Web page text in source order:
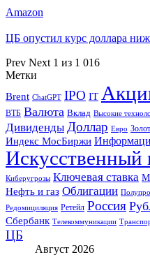
Amazon
ЦБ опустил курс доллара
Prev Next 1 из 1 016
Метки
Brent ChatGPT IPO IT
ВТБ Валюта Вклад Высокие
Дивиденды Доллар Евро
Индекс МосБиржи
Искусственный
Киберугрозы Ключевая ставка
Нефть и газ Облигации
Редомициляция Ретейл Россия
Сбербанк Телекоммуникации
ЦБ
Август 2026